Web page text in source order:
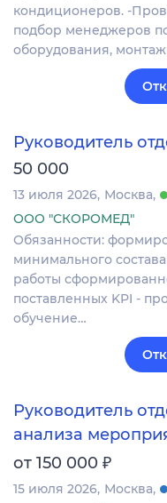
кондиционеров. -
подбор менеджеров
оборудования,
Руководитель
50 000
13 июля 2026 Москва
ООО "СКОРОМЕД"
Обязанности:
минимального
работы
поставленных KPI -
обучение…
Руководитель
анализа
от 150 000 ₽
15 июля 2026 Москва